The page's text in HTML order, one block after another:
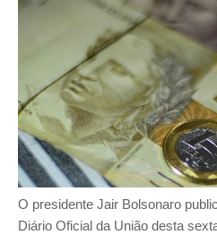
O presidente Jair Bolsonaro
Diário Oficial da União desta